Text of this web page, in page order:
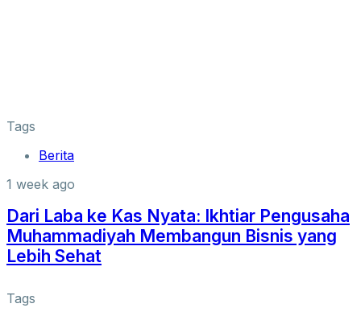
Tags
Berita
1 week ago
Dari Laba ke Kas Nyata: Ikhtiar Pengusaha
Muhammadiyah Membangun Bisnis yang
Lebih Sehat
Tags